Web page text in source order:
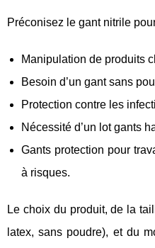
Préconisez le gant nitrile
Manipulation de produits
Besoin d’un gant sans
Protection contre les
Nécessité d’un lot gants
Gants protection pour
à risques.
Le choix du produit, de la
latex, sans poudre), et du